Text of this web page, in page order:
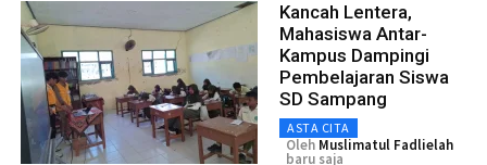
Kancah Lentera,
Mahasiswa Antar-
Kampus Dampingi
Pembelajaran Siswa
SD Sampang
ASTA CITA
Oleh Muslimatul Fadlielah
baru saja